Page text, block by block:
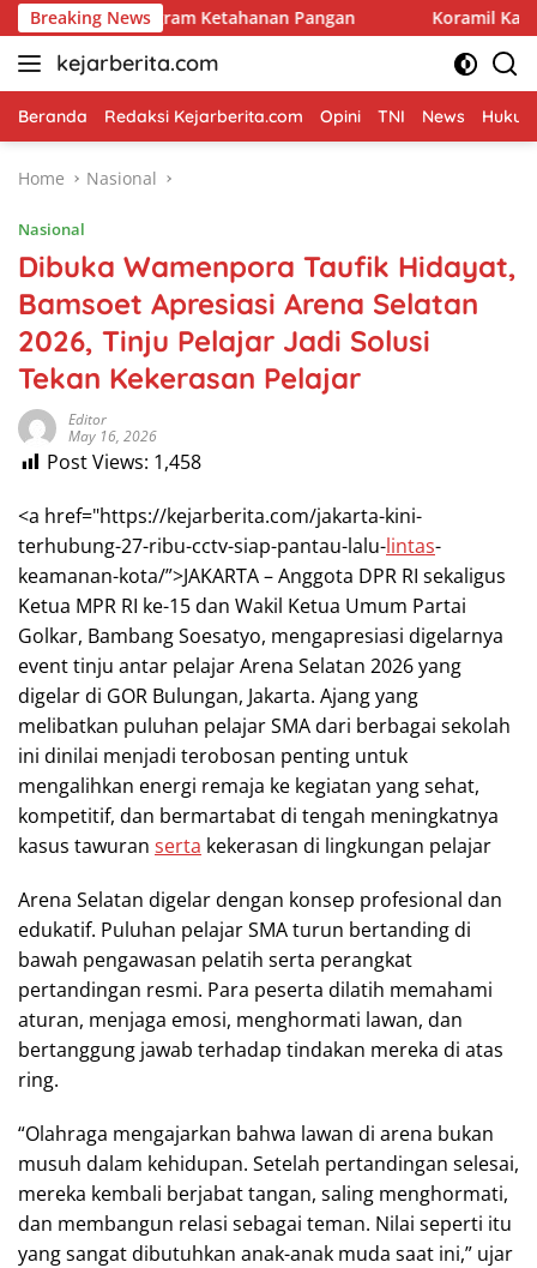
Skip
to
content
Breaking News
Program Ketahanan Pangan Koramil Kanigaran Hadir di
kejarberita.com
Beranda Redaksi Kejarberita.com Opini TNI News
Home Nasional
Nasional
Dibuka Wamenpora Taufik Hidayat,
Bamsoet Apresiasi Arena Selatan
2026, Tinju Pelajar Jadi Solusi
Tekan Kekerasan Pelajar
Editor
May 16, 2026
Post Views: 1,458
<a href="https://kejarberita.com/jakarta-kini-
terhubung-27-ribu-cctv-siap-pantau-lalu-lintas-
keamanan-kota/”>JAKARTA – Anggota DPR RI sekaligus
Ketua MPR RI ke-15 dan Wakil Ketua Umum Partai
Golkar, Bambang Soesatyo, mengapresiasi digelarnya
event tinju antar pelajar Arena Selatan 2026 yang
digelar di GOR Bulungan, Jakarta. Ajang yang
melibatkan puluhan pelajar SMA dari berbagai sekolah
ini dinilai menjadi terobosan penting untuk
mengalihkan energi remaja ke kegiatan yang sehat,
kompetitif, dan bermartabat di tengah meningkatnya
kasus tawuran serta kekerasan di lingkungan pelajar
Arena Selatan digelar dengan konsep profesional dan
edukatif. Puluhan pelajar SMA turun bertanding di
bawah pengawasan pelatih serta perangkat
pertandingan resmi. Para peserta dilatih memahami
aturan, menjaga emosi, menghormati lawan, dan
bertanggung jawab terhadap tindakan mereka di atas
ring.
“Olahraga mengajarkan bahwa lawan di arena bukan
musuh dalam kehidupan. Setelah pertandingan selesai,
mereka kembali berjabat tangan, saling menghormati,
dan membangun relasi sebagai teman. Nilai seperti itu
yang sangat dibutuhkan anak-anak muda saat ini,” ujar